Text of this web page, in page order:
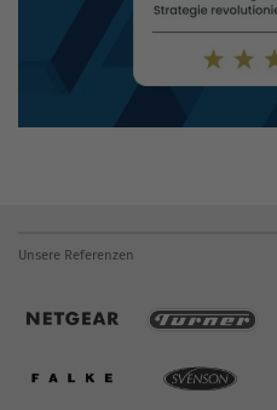
Unsere Referenzen